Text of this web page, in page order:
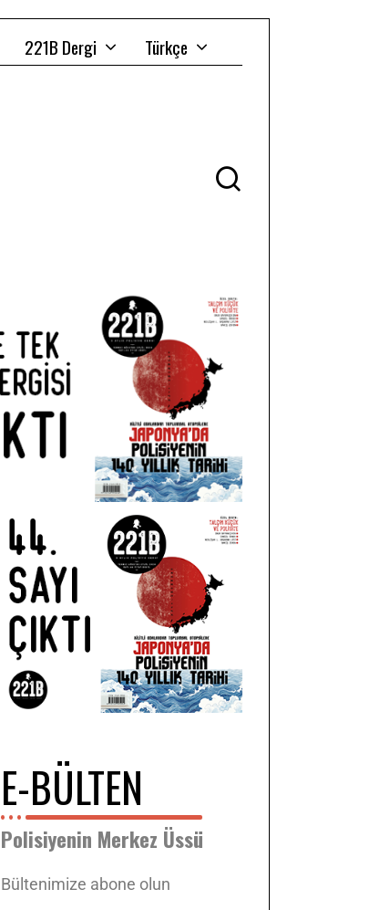
221B Dergi Türkçe
E-BÜLTEN
Polisiyenin Merkez Üssü
Bültenimize abone olun